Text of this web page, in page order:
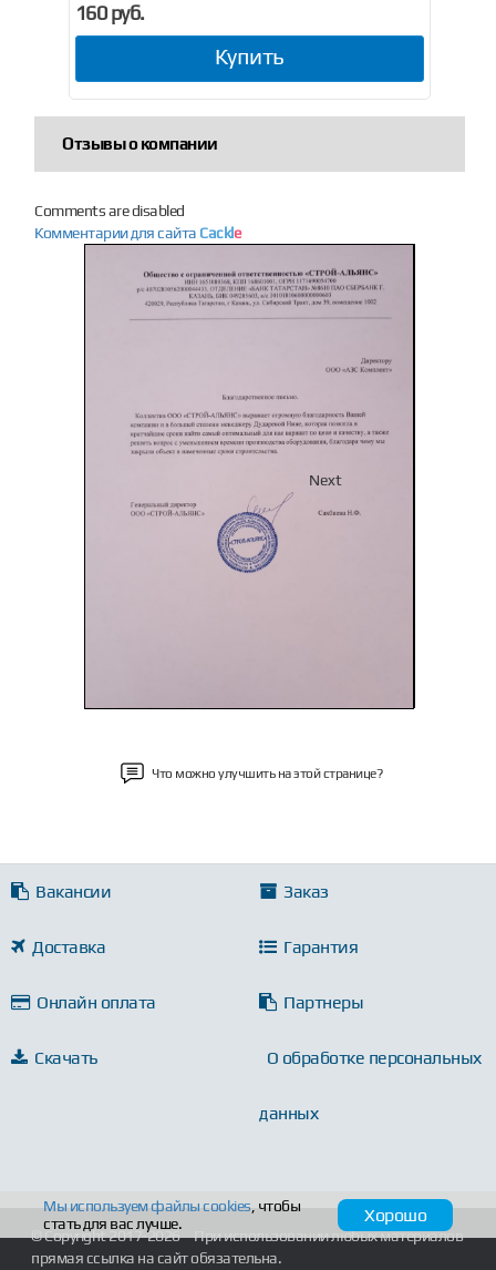
160 руб.
Купить
Отзывы о компании
Comments are disabled
Комментарии для сайта Cackle
Next
Что можно улучшить на этой странице?
Вакансии Заказ
Доставка Гарантия
Онлайн оплата Партнеры
Скачать О обработке персональных
данных
© Copyright 2017-2026
При использовании любых материалов
прямая ссылка на сайт обязательна.
Мы используем файлыcookies, чтобы
стать для вас лучше.
Хорошо